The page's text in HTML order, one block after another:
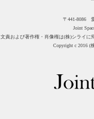
〒441-8086
Joint
文責および著作権・肖像権は(株)シライに
Copyright c 2016 (